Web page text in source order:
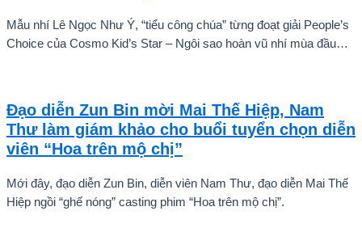
Mẫu nhí Lê Ngọc Như Ý, “tiểu công chúa” từng đoạt giải People’s
Choice của Cosmo Kid’s Star – Ngôi sao hoàn vũ nhí mùa đầu
Đạo diễn Zun Bin mời Mai Thế Hiệp, Nam
Thư làm giám khảo cho buổi tuyển chọn diễn
viên “Hoa trên mộ chị”
Mới đây, đạo diễn Zun Bin, diễn viên Nam Thư, đạo diễn Mai Thế
Hiệp ngồi “ghế nóng” casting phim “Hoa trên mộ chị”.